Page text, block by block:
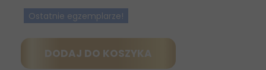
Ostatnie egzemplarze!
DODAJ DO KOSZYKA